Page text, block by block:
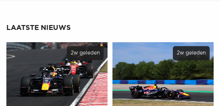
LAATSTE NIEUWS
2w geleden 2w geleden